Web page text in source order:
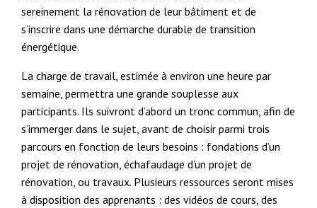
sereinement la rénovation de leur bâtiment et de
s’inscrire dans une démarche durable de transition
énergétique.
La charge de travail, estimée à environ une heure par
semaine, permettra une grande souplesse aux
participants. Ils suivront d’abord un tronc commun, afin de
s’immerger dans le sujet, avant de choisir parmi trois
parcours en fonction de leurs besoins : fondations d’un
projet de rénovation, échafaudage d’un projet de
rénovation, ou travaux. Plusieurs ressources seront mises
à disposition des apprenants : des vidéos de cours, des